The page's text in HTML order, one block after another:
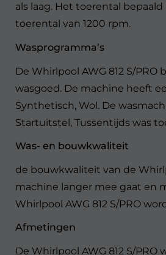
als laag. Het toerental
toerental van 1200 rpm.
Wasprogramma’s
De Whirlpool AWG 812 S/
wasgoed. De machine heeft
Synthetisch, Wol. De
Startuitstel, Tussentijds was
Was- en bouwkwaliteit
de bouwkwaliteit van de
machine langer mee gaat en
Whirlpool AWG 812 S/PRO
Afmetingen
De Whirlpool AWG 812 S/